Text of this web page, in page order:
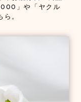
」や「ヤクル
。